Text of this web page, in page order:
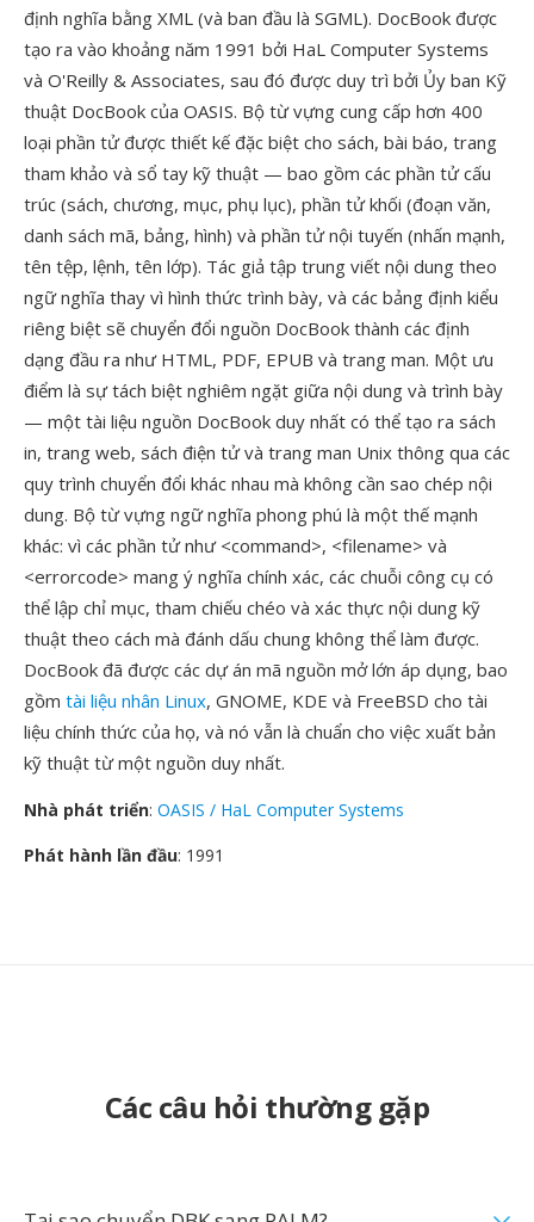
định nghĩa bằng XML (và ban đầu là SGML). DocBook được
tạo ra vào khoảng năm 1991 bởi HaL Computer Systems
và O'Reilly & Associates, sau đó được duy trì bởi Ủy ban Kỹ
thuật DocBook của OASIS. Bộ từ vựng cung cấp hơn 400
loại phần tử được thiết kế đặc biệt cho sách, bài báo, trang
tham khảo và sổ tay kỹ thuật — bao gồm các phần tử cấu
trúc (sách, chương, mục, phụ lục), phần tử khối (đoạn văn,
danh sách mã, bảng, hình) và phần tử nội tuyến (nhấn mạnh,
tên tệp, lệnh, tên lớp). Tác giả tập trung viết nội dung theo
ngữ nghĩa thay vì hình thức trình bày, và các bảng định kiểu
riêng biệt sẽ chuyển đổi nguồn DocBook thành các định
dạng đầu ra như HTML, PDF, EPUB và trang man. Một ưu
điểm là sự tách biệt nghiêm ngặt giữa nội dung và trình bày
— một tài liệu nguồn DocBook duy nhất có thể tạo ra sách
in, trang web, sách điện tử và trang man Unix thông qua các
quy trình chuyển đổi khác nhau mà không cần sao chép nội
dung. Bộ từ vựng ngữ nghĩa phong phú là một thế mạnh
khác: vì các phần tử như <command>, <filename> và
<errorcode> mang ý nghĩa chính xác, các chuỗi công cụ có
thể lập chỉ mục, tham chiếu chéo và xác thực nội dung kỹ
thuật theo cách mà đánh dấu chung không thể làm được.
DocBook đã được các dự án mã nguồn mở lớn áp dụng, bao
gồm tài liệu nhân Linux, GNOME, KDE và FreeBSD cho tài
liệu chính thức của họ, và nó vẫn là chuẩn cho việc xuất bản
kỹ thuật từ một nguồn duy nhất.
Nhà phát triển: OASIS / HaL Computer Systems
Phát hành lần đầu: 1991
Các câu hỏi thường gặp